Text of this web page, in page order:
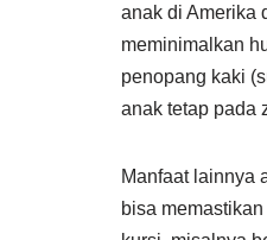
anak di Amerika
meminimalkan
penopang kaki
anak tetap pada
Manfaat lainnya
bisa